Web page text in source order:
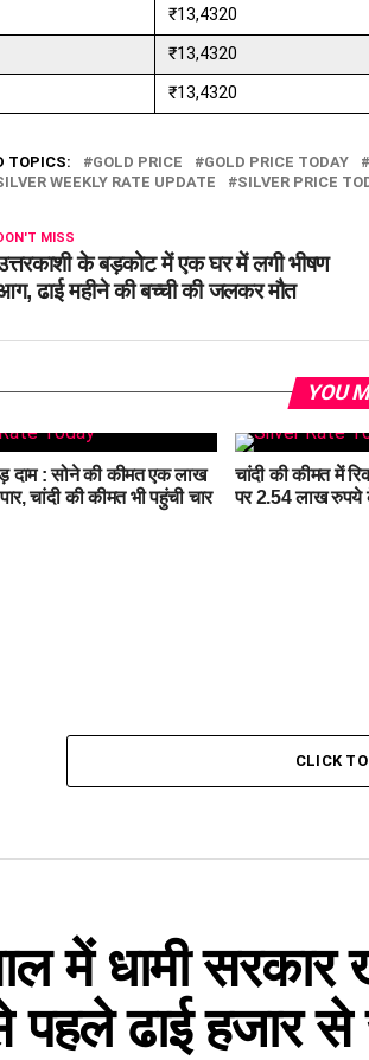
₹13,4320
₹13,4320
₹13,4320
TOPICS: GOLD PRICE GOLD PRICE TODAY
WEEKLY RATE UPDATE
SILVER PRICE
MISS
के बड़कोट में एक घर में लगी भीषण
ढाई महीने की बच्ची की जलकर मौत
YOU
दाम : सोने की कीमत एक लाख
चांदी की कीमत भी पहुंची चार
चांदी की कीमत में
पर 2.54 लाख रुपये
CLICK
में धामी सरकार
ढाई हजार से